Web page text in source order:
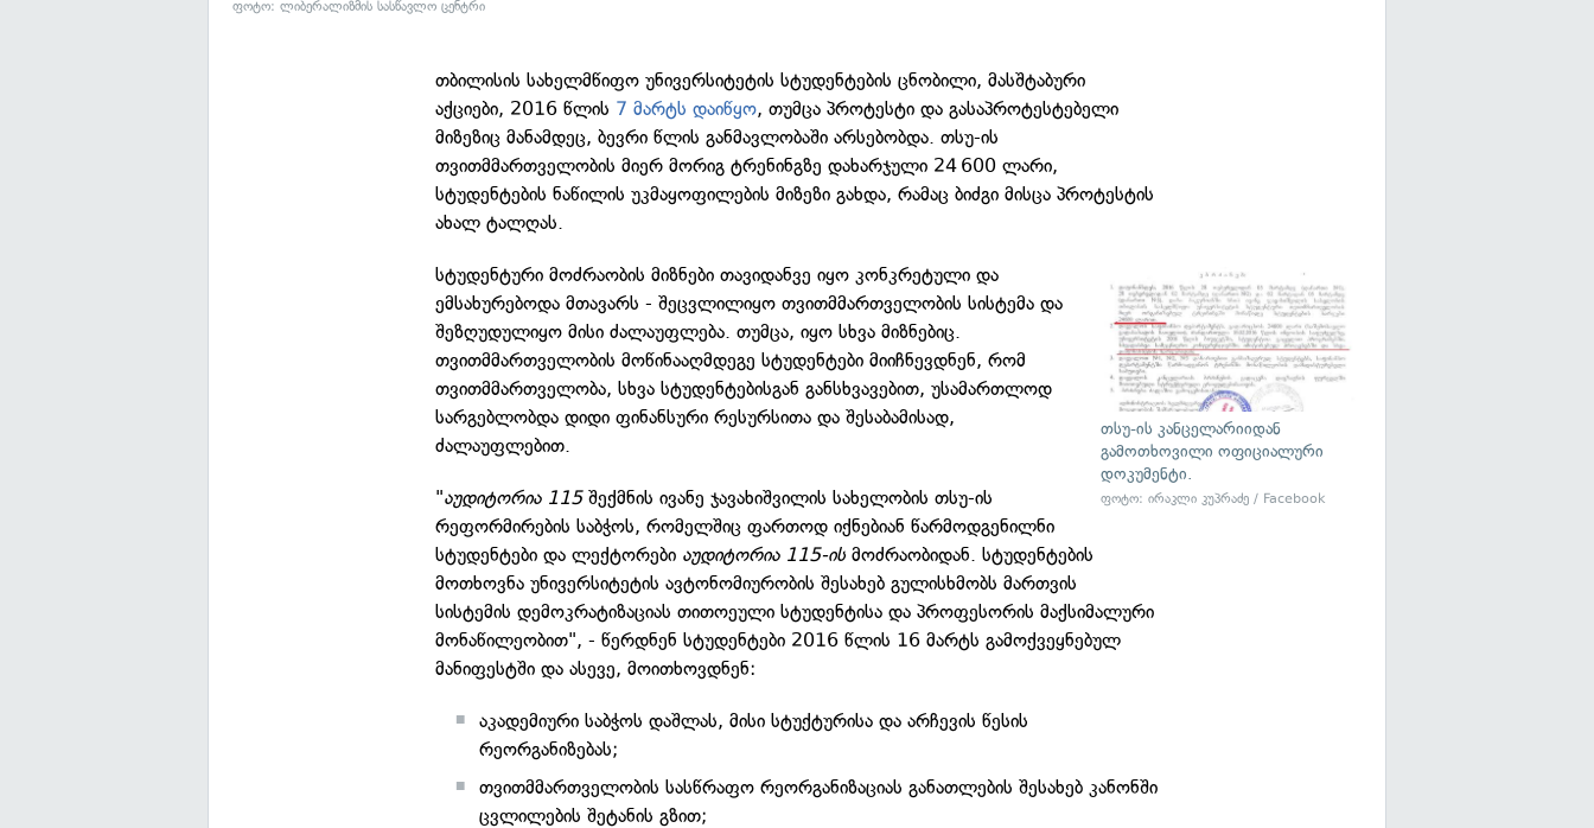
ფოტო: ლიბერალიზმის სასწავლო ცენტრი
თბილისის სახელმწიფო უნივერსიტეტის სტუდენტების ცნობილი, მასშტაბური
აქციები, 2016 წლის 7 მარტს დაიწყო, თუმცა პროტესტი და გასაპროტესტებელი
მიზეზიც მანამდეც, ბევრი წლის განმავლობაში არსებობდა. თსუ-ის
თვითმმართველობის მიერ მორიგ ტრენინგზე დახარჯული 24 600 ლარი,
სტუდენტების ნაწილის უკმაყოფილების მიზეზი გახდა, რამაც ბიძგი მისცა პროტესტის
ახალ ტალღას.
თსუ-ის კანცელარიიდან
გამოთხოვილი ოფიციალური
დოკუმენტი.
ფოტო: ირაკლი კუპრაძე / Facebook
სტუდენტური მოძრაობის მიზნები თავიდანვე იყო კონკრეტული და
ემსახურებოდა მთავარს - შეცვლილიყო თვითმმართველობის სისტემა და
შეზღუდულიყო მისი ძალაუფლება. თუმცა, იყო სხვა მიზნებიც.
თვითმმართველობის მოწინააღმდეგე სტუდენტები მიიჩნევდნენ, რომ
თვითმმართველობა, სხვა სტუდენტებისგან განსხვავებით, უსამართლოდ
სარგებლობდა დიდი ფინანსური რესურსითა და შესაბამისად,
ძალაუფლებით.
"აუდიტორია 115შექმნის ივანე ჯავახიშვილის სახელობის თსუ-ის
რეფორმირების საბჭოს, რომელშიც ფართოდ იქნებიან წარმოდგენილნი
სტუდენტები და ლექტორები აუდიტორია 115-ისმოძრაობიდან. სტუდენტების
მოთხოვნა უნივერსიტეტის ავტონომიურობის შესახებ გულისხმობს მართვის
სისტემის დემოკრატიზაციას თითოეული სტუდენტისა და პროფესორის მაქსიმალური
მონაწილეობით", - წერდნენ სტუდენტები 2016 წლის 16 მარტს გამოქვეყნებულ
მანიფესტში და ასევე, მოითხოვდნენ:
აკადემიური საბჭოს დაშლას, მისი სტუქტურისა და არჩევის წესის
რეორგანიზებას;
თვითმმართველობის სასწრაფო რეორგანიზაციას განათლების შესახებ კანონში
ცვლილების შეტანის გზით;